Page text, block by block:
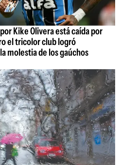
Kike Olivera está caída por
el tricolor club logró
molestia de los gaúchos